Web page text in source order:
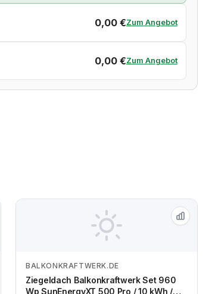
0,00 €Zum Angebot
0,00 €Zum Angebot
Zum Angebot
BALKONKRAFTWERK.DE
Ziegeldach Balkonkraftwerk Set 960
Wp SunEnergyXT 500 Pro / 10 kWh /